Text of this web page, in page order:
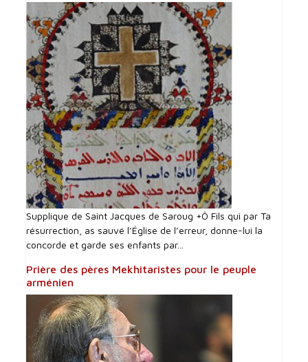
Supplique de Saint Jacques de Saroug +Ô Fils qui par Ta
résurrection, as sauvé l’Église de l’erreur, donne-lui la
concorde et garde ses enfants par...
Prière des pères Mekhitaristes pour le peuple
arménien